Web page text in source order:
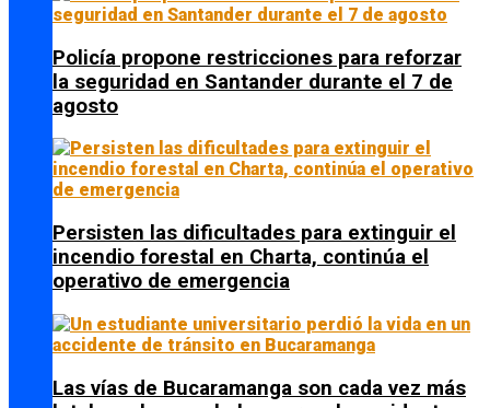
Policía propone restricciones para reforzar
la seguridad en Santander durante el 7 de
agosto
Persisten las dificultades para extinguir el
incendio forestal en Charta, continúa el
operativo de emergencia
Las vías de Bucaramanga son cada vez más